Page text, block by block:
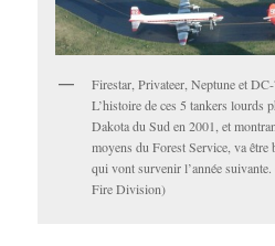
Firestar, Privateer, Neptune et
L’histoire de ces 5 tankers lourds
Dakota du Sud en 2001, et
moyens du Forest Service, va être
qui vont survenir l’année
Fire Division)